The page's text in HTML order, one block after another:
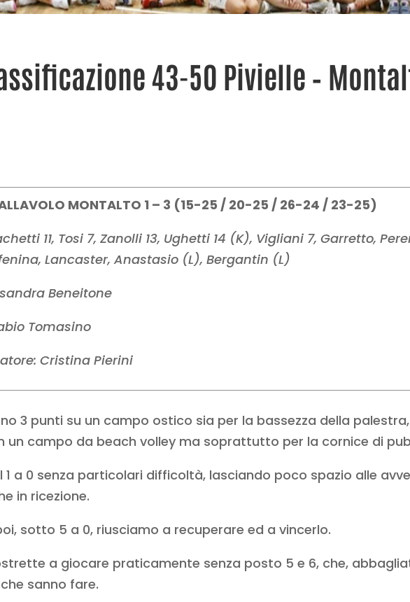
43-50 Pivielle –
MONTALTO 1 – 3 (15-25 / 20-25 / 26-24 / 23-25)
11, Tosi 7, Zanolli 13, Ughetti 14 (K), Vigliani 7, Garretto,
Lancaster, Anastasio (L), Bergantin (L)
Beneitone
Tomasino
Cristina Pierini
3 punti su un campo ostico sia per la bassezza della
un campo da beach volley ma soprattutto per la cornice di
a 0 senza particolari difficoltà, lasciando poco spazio alle
in ricezione.
sotto 5 a 0, riusciamo a recuperare ed a vincerlo.
a giocare praticamente senza posto 5 e 6, che,
sanno fare.